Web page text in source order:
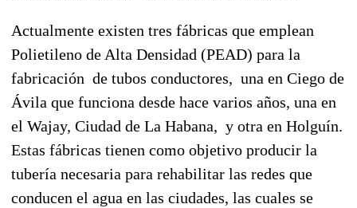
Actualmente existen tres fábricas que emplean
Polietileno de Alta Densidad (PEAD) para la
fabricación de tubos conductores, una en Ciego de
Ávila que funciona desde hace varios años, una en
el Wajay, Ciudad de La Habana, y otra en Holguín.
Estas fábricas tienen como objetivo producir la
tubería necesaria para rehabilitar las redes que
conducen el agua en las ciudades, las cuales se